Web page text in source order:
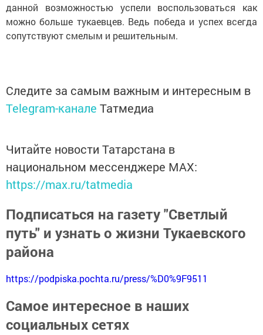
данной возможностью успели воспользоваться как
можно больше тукаевцев. Ведь победа и успех всегда
сопутствуют смелым и решительным.
Следите за самым важным и интересным в
Telegram-канале Татмедиа
Читайте новости Татарстана в
национальном мессенджере MАХ:
https://max.ru/tatmedia
Подписаться на газету "Светлый
путь" и узнать о жизни Тукаевского
района
https://podpiska.pochta.ru/press/%D0%9F9511
Самое интересное в наших
социальных сетях